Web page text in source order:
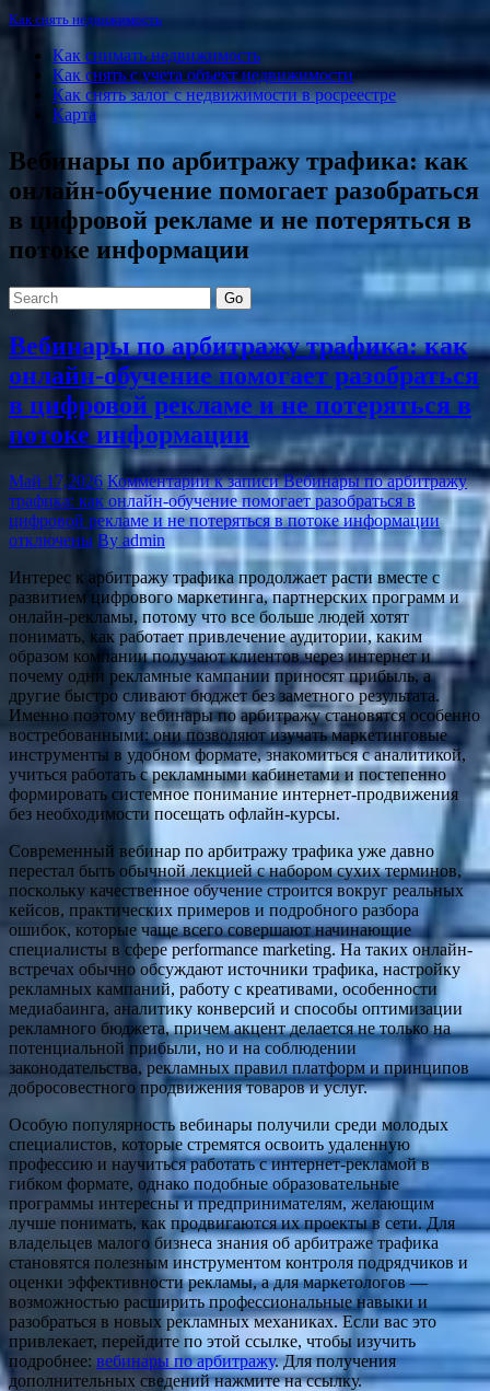
Как снять недвижимость
Как снимать недвижимость
Как снять с учета объект недвижимости
Как снять залог с недвижимости в росреестре
Карта
Вебинары по арбитражу трафика: как
онлайн-обучение помогает разобраться
в цифровой рекламе и не потеряться в
потоке информации
Go
Вебинары по арбитражу трафика: как
онлайн-обучение помогает разобраться
в цифровой рекламе и не потеряться в
потоке информации
Май 17,2026 Комментариик записи Вебинары по арбитражу
трафика: как онлайн-обучение помогает разобраться в
цифровой рекламе и не потеряться в потоке информации
отключены By admin
Интерес к арбитражу трафика продолжает расти вместе с
развитием цифрового маркетинга, партнерских программ и
онлайн-рекламы, потому что все больше людей хотят
понимать, как работает привлечение аудитории, каким
образом компании получают клиентов через интернет и
почему одни рекламные кампании приносят прибыль, а
другие быстро сливают бюджет без заметного результата.
Именно поэтому вебинары по арбитражу становятся особенно
востребованными: они позволяют изучать маркетинговые
инструменты в удобном формате, знакомиться с аналитикой,
учиться работать с рекламными кабинетами и постепенно
формировать системное понимание интернет-продвижения
без необходимости посещать офлайн-курсы.
Современный вебинар по арбитражу трафика уже давно
перестал быть обычной лекцией с набором сухих терминов,
поскольку качественное обучение строится вокруг реальных
кейсов, практических примеров и подробного разбора
ошибок, которые чаще всего совершают начинающие
специалисты в сфере performance marketing. На таких онлайн-
встречах обычно обсуждают источники трафика, настройку
рекламных кампаний, работу с креативами, особенности
медиабаинга, аналитику конверсий и способы оптимизации
рекламного бюджета, причем акцент делается не только на
потенциальной прибыли, но и на соблюдении
законодательства, рекламных правил платформ и принципов
добросовестного продвижения товаров и услуг.
Особую популярность вебинары получили среди молодых
специалистов, которые стремятся освоить удаленную
профессию и научиться работать с интернет-рекламой в
гибком формате, однако подобные образовательные
программы интересны и предпринимателям, желающим
лучше понимать, как продвигаются их проекты в сети. Для
владельцев малого бизнеса знания об арбитраже трафика
становятся полезным инструментом контроля подрядчиков и
оценки эффективности рекламы, а для маркетологов —
возможностью расширить профессиональные навыки и
разобраться в новых рекламных механиках. Если вас это
привлекает, перейдите по этой ссылке, чтобы изучить
подробнее: вебинары по арбитражу. Для получения
дополнительных сведений нажмите на ссылку.